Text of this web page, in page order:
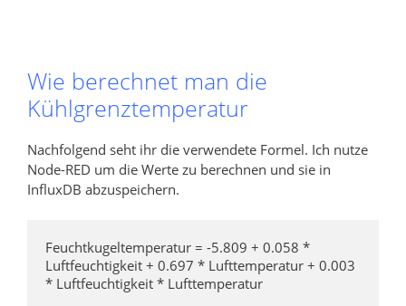
Wie berechnet man die
Kühlgrenztemperatur
Nachfolgend seht ihr die verwendete Formel. Ich nutze
Node-RED um die Werte zu berechnen und sie in
InfluxDB abzuspeichern.
Feuchtkugeltemperatur = -5.809 + 0.058 *
Luftfeuchtigkeit + 0.697 * Lufttemperatur + 0.003
* Luftfeuchtigkeit * Lufttemperatur